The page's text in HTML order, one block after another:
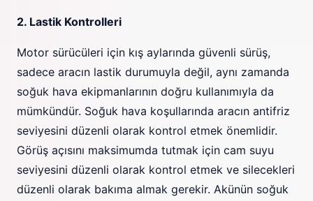
2. Lastik Kontrolleri
Motor sürücüleri için kış aylarında güvenli sürüş,
sadece aracın lastik durumuyla değil, aynı zamanda
soğuk hava ekipmanlarının doğru kullanımıyla da
mümkündür. Soğuk hava koşullarında aracın antifriz
seviyesini düzenli olarak kontrol etmek önemlidir.
Görüş açısını maksimumda tutmak için cam suyu
seviyesini düzenli olarak kontrol etmek ve silecekleri
düzenli olarak bakıma almak gerekir. Akünün soğuk